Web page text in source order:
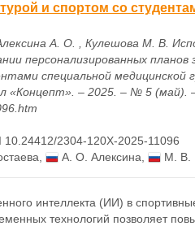
и спортом со
А. О. , Кулешова М. В.
персонализированных
специальной медицинской
«Концепт». – 2025. – № 5 (май).
10.24412/2304-120X-2025-11096
А. О. Алексина М. В.
интеллекта (ИИ) в
технологий позволяет